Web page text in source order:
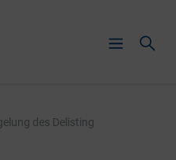
des Delisting